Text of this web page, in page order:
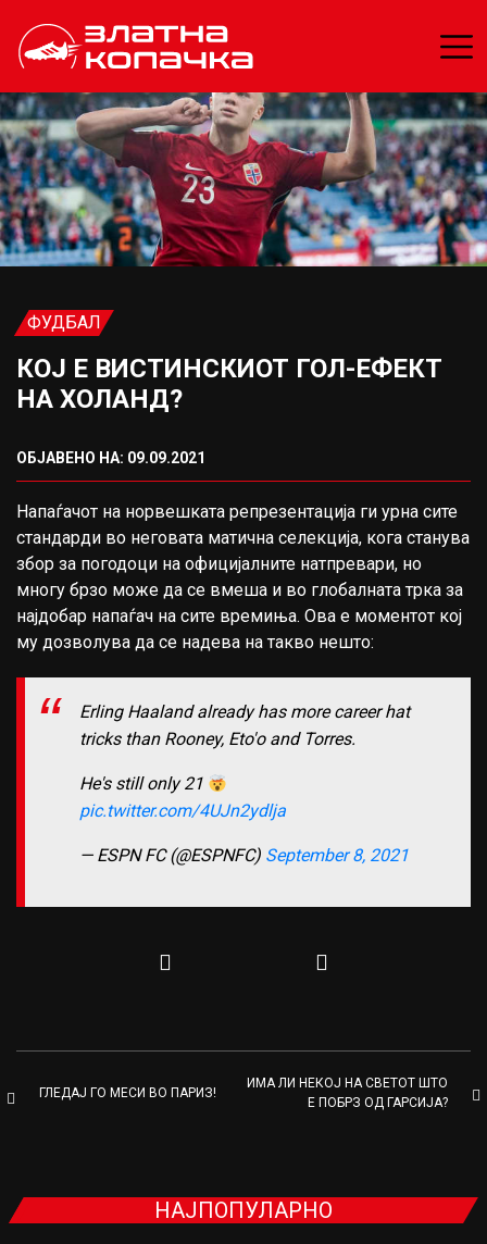
ФУДБАЛ
КОЈ Е ВИСТИНСКИОТ ГОЛ-ЕФЕКТ
НА ХОЛАНД?
ОБЈАВЕНО НА: 09.09.2021
Напаѓачот на норвешката репрезентација ги урна сите
стандарди во неговата матична селекција, кога станува
збор за погодоци на официјалните натпревари, но
многу брзо може да се вмеша и во глобалната трка за
најдобар напаѓач на сите времиња. Ова е моментот кој
му дозволува да се надева на такво нешто:
Erling Haaland already has more career hat
tricks than Rooney, Eto'o and Torres.
He's still only 21
pic.twitter.com/4UJn2ydlja
— ESPN FC (@ESPNFC) September 8, 2021
ГЛЕДАЈ ГО МЕСИ ВО ПАРИЗ!
ИМА ЛИ НЕКОЈ НА СВЕТОТ ШТО
Е ПОБРЗ ОД ГАРСИЈА?
НАЈПОПУЛАРНО